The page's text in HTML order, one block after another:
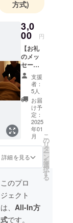
方式)
3,0
00 円
【お礼
のメッ
セー
ジ】 感
謝の気
持ちを
込め
て、お
礼の
メッ
セージ
をお送
りしま
す。 40
分《上
面》の
施術を
提供い
たしま
す。 テ
クノロ
支援
者：
5人
お届
け予
定：
2025
年01
月
詳細を見る
こ
の
リ
タ
ー
ン
を
選
択
す
る
このプロ
ジェクト
は、 All-In方
式です。